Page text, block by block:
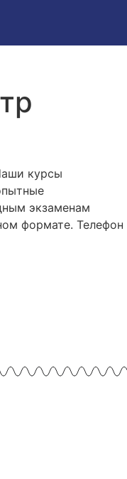
курсы
экзаменам
формате. Телефон